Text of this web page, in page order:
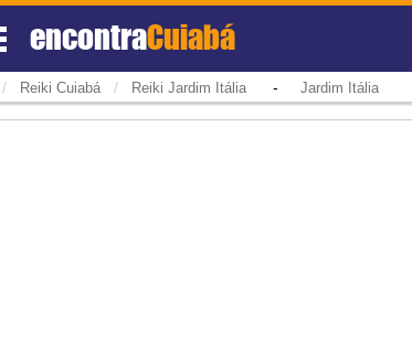
encontraCuiabá
/ Reiki Cuiabá / Reiki Jardim Itália- Jardim Itália